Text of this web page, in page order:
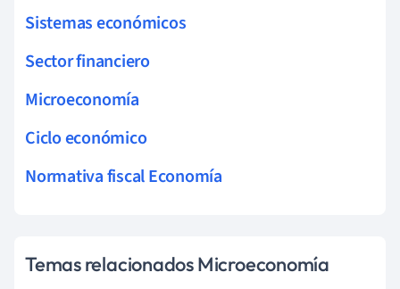
Sistemas económicos
Sector financiero
Microeconomía
Ciclo económico
Normativa fiscal Economía
Temas relacionados Microeconomía